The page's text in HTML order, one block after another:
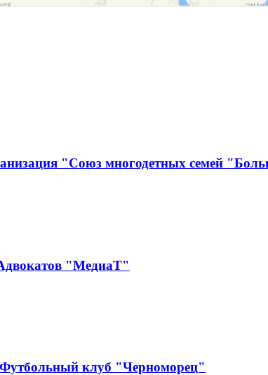
"Союз многодетных семей
"МедиаТ"
клуб "Черноморец"